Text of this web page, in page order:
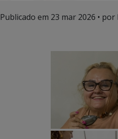
Publicado em 23 mar 2026 • por